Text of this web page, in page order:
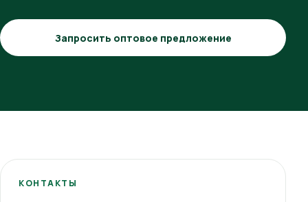
Запросить оптовое предложение
КОНТАКТЫ